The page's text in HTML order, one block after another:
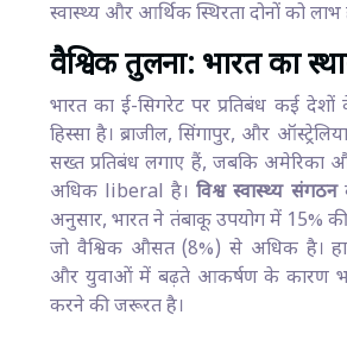
स्वास्थ्य और आर्थिक स्थिरता दोनों को लाभ
वैश्विक तुलना: भारत का
भारत का ई-सिगरेट पर प्रतिबंध कई
हिस्सा है। ब्राजील, सिंगापुर, और
सख्त प्रतिबंध लगाए हैं, जबकि अमेरिका
अधिक liberal है।विश्व स्वास्थ्य संगठन
अनुसार, भारत ने तंबाकू उपयोग में 15%
जो वैश्विक औसत (8%) से अधिक है।
और युवाओं में बढ़ते आकर्षण के कारण
करने की जरूरत है।